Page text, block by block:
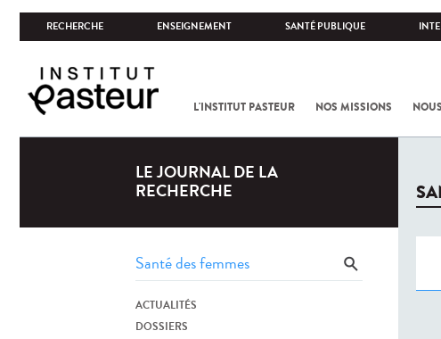
RECHERCHE ENSEIGNEMENT SANTÉ PUBLIQUE
L'INSTITUT PASTEUR NOS MISSIONS
LE JOURNAL DE LA
RECHERCHE
ACTUALITÉS
DOSSIERS